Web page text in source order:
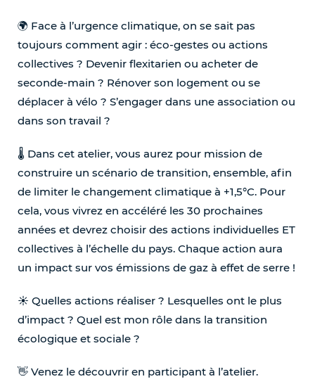
🌍 Face à l’urgence climatique, on se sait pas
toujours comment agir : éco-gestes ou actions
collectives ? Devenir flexitarien ou acheter de
seconde-main ? Rénover son logement ou se
déplacer à vélo ? S’engager dans une association ou
dans son travail ?
🌡️ Dans cet atelier, vous aurez pour mission de
construire un scénario de transition, ensemble, afin
de limiter le changement climatique à +1,5°C. Pour
cela, vous vivrez en accéléré les 30 prochaines
années et devrez choisir des actions individuelles ET
collectives à l’échelle du pays. Chaque action aura
un impact sur vos émissions de gaz à effet de serre !
☀️ Quelles actions réaliser ? Lesquelles ont le plus
d’impact ? Quel est mon rôle dans la transition
écologique et sociale ?
👋 Venez le découvrir en participant à l’atelier.